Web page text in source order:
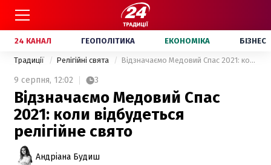
24 КАНАЛ ГЕОПОЛІТИКА ЕКОНОМІКА БІЗНЕС
Традиції Релігійні свята Відзначаємо Медовий Спас 2021: коли відбудеться релігійне свято
9 серпня, 12:02 3
Відзначаємо Медовий Спас
2021: коли відбудеться
релігійне свято
Андріана Будиш